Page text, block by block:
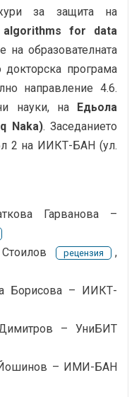
за защита на
algorithms for data
на образователната
докторска програма
направление 4.6.
науки, на Едьола
Naka). Заседанието
2 на ИИКТ-БАН (ул.
Гарванова –
рецензия ,
Борисова – ИИКТ-
– УниБИТ
– ИМИ-БАН